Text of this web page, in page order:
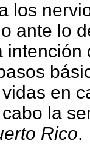
los
ante lo
intención
en
la
Rico.